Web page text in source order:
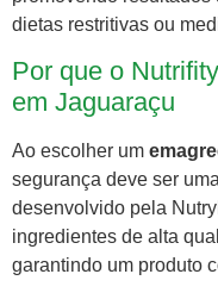
dietas restritivas ou
Por que o
em Jaguaraçu
Ao escolher um
segurança deve ser
desenvolvido pela
ingredientes de alta
garantindo um produto